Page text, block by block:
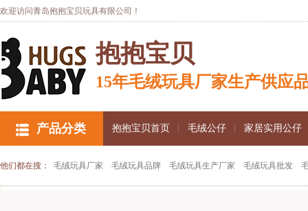
欢迎访问青岛抱抱宝贝玩具有限公司！
抱抱宝贝
15年毛绒玩具厂家生产供应
产品分类 抱抱宝贝首页 毛绒公仔 家居实用公仔
他们都在搜： 毛绒玩具厂家 毛绒玩具品牌 毛绒玩具生产厂家 毛绒玩具批发